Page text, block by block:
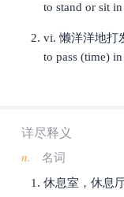
to stand or sit
vi. 懒洋洋地打
to pass (time)
详尽释义
n.
名词
休息室，休息